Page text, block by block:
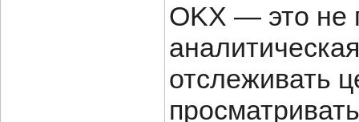
OKX — это не
отслеживать